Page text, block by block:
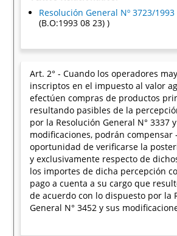
Resolución General Nº 3723/1993
(B.O:1993 08 23) )
Art. 2° - Cuando los operadores
inscriptos en el impuesto al valor
efectúen compras de productos
resultando pasibles de la
por la Resolución General N° 3337
modificaciones, podrán compensar
oportunidad de verificarse la
y exclusivamente respecto de
los importes de dicha percepción
pago a cuenta a su cargo que
de acuerdo con lo dispuesto por la
General N° 3452 y sus